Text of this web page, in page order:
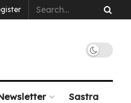
Sastra